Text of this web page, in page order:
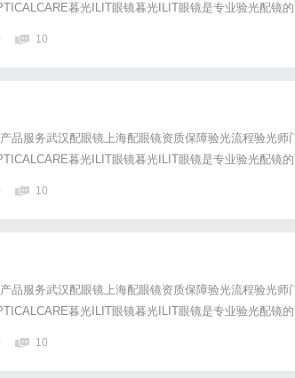
暮光ILIT眼镜暮光ILIT眼镜是专业验光配镜的
门店。以完整验光、正品镜片、透明价格和直营售后为
高性价比...
10
品服务武汉配眼镜上海配眼镜资质保障验光流程验光师
暮光ILIT眼镜暮光ILIT眼镜是专业验光配镜的
门店。以完整验光、正品镜片、透明价格和直营售后为
高性价比...
10
品服务武汉配眼镜上海配眼镜资质保障验光流程验光师
暮光ILIT眼镜暮光ILIT眼镜是专业验光配镜的
门店。以完整验光、正品镜片、透明价格和直营售后为
高性价比...
10